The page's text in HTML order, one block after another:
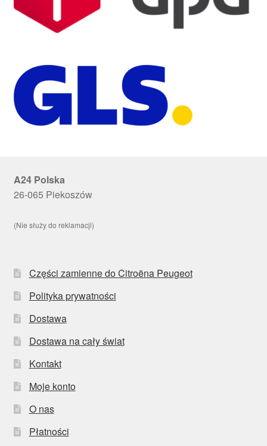
A24 Polska
26-065 Piekoszów
(Nie służy do reklamacji)
Części zamienne do Citroëna Peugeot
Polityka prywatności
Dostawa
Dostawa na cały świat
Kontakt
Moje konto
O nas
Płatności